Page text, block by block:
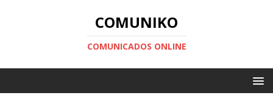
COMUNIKO
COMUNICADOS ONLINE